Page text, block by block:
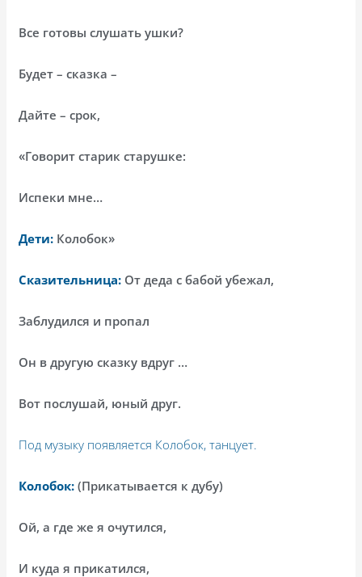
Все готовы слушать ушки?
Будет – сказка –
Дайте – срок,
«Говорит старик старушке:
Испеки мне…
Дети: Колобок»
Сказительница: От деда с бабой убежал,
Заблудился и пропал
Он в другую сказку вдруг …
Вот послушай, юный друг.
Под музыку появляется Колобок, танцует.
Колобок:(Прикатывается к дубу)
Ой, а где же я очутился,
И куда я прикатился,